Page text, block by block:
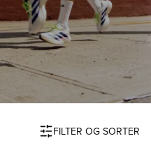
FILTER OG SORTER